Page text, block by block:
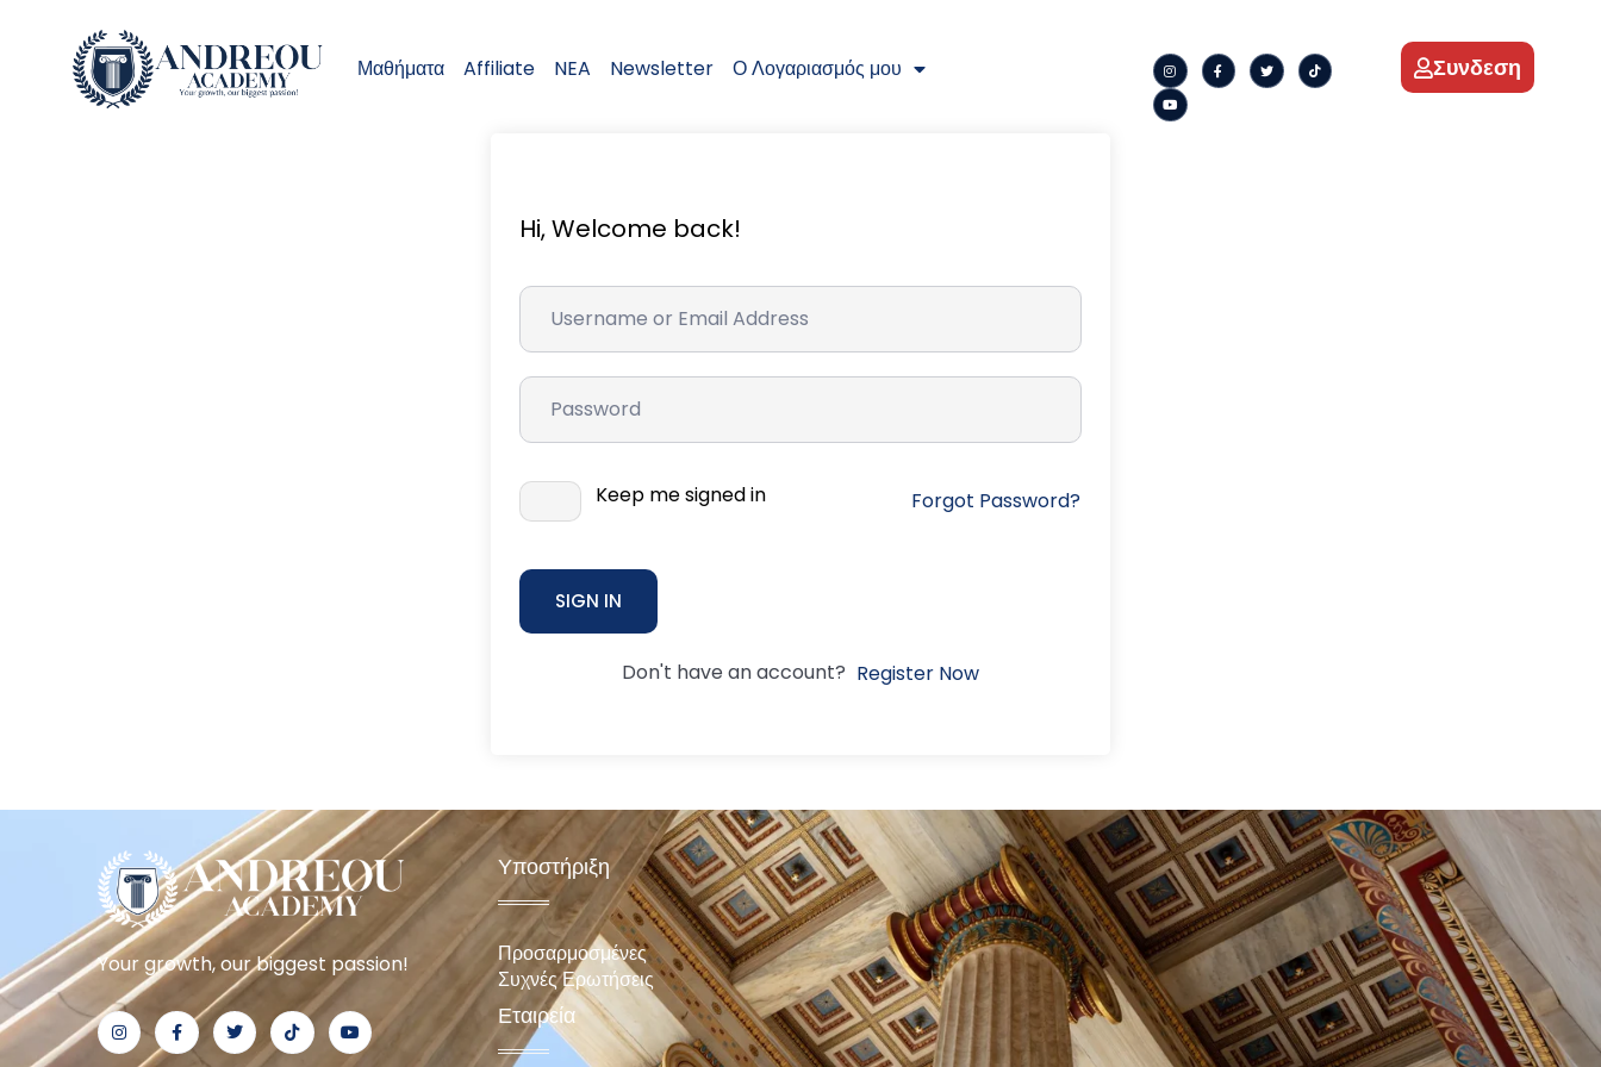
Μαθήματα Affiliate NEA Newsletter Ο Λογαριασμός μου Συνδεση
Hi, Welcome back!
Keep me signed in Forgot Password?
SIGN IN
Don't have an account? Register Now
Your growth, our biggest passion!
Υποστήριξη
Προσαρμοσμένες
Συχνές Ερωτήσεις
Εταιρεία